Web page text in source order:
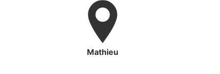
Mathieu